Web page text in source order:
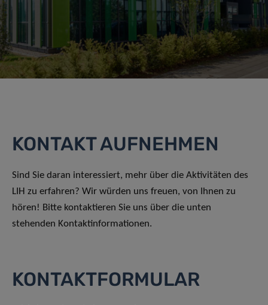
KONTAKT AUFNEHMEN
Sind Sie daran interessiert, mehr über die Aktivitäten des
LIH zu erfahren? Wir würden uns freuen, von Ihnen zu
hören! Bitte kontaktieren Sie uns über die unten
stehenden Kontaktinformationen.
KONTAKTFORMULAR